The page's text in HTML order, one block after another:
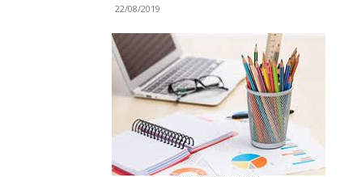
22/08/2019